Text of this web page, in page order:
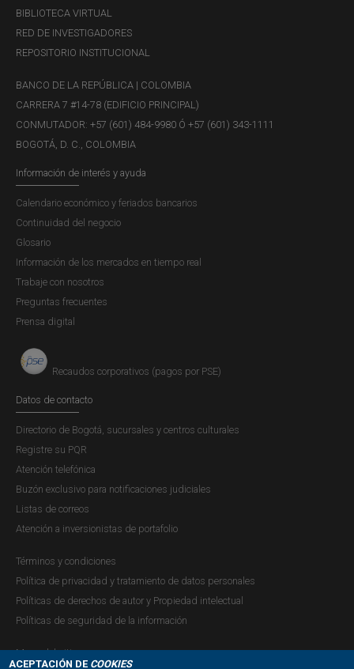
ACEPTACIÓN DE COOKIES
BIBLIOTECA VIRTUAL
RED DE INVESTIGADORES
REPOSITORIO INSTITUCIONAL
BANCO DE LA REPÚBLICA | COLOMBIA
CARRERA 7 #14-78 (EDIFICIO PRINCIPAL)
CONMUTADOR: +57 (601) 484-9980 Ó +57 (601) 343-1111
BOGOTÁ, D. C., COLOMBIA
Información de interés y ayuda
Calendario económico y feriados bancarios
Continuidad del negocio
Glosario
Información de los mercados en tiempo real
Trabaje con nosotros
Preguntas frecuentes
Prensa digital
Recaudos corporativos (pagos por PSE)
Datos de contacto
Directorio de Bogotá, sucursales y centros culturales
Registre su PQR
Atención telefónica
Buzón exclusivo para notificaciones judiciales
Listas de correos
Atención a inversionistas de portafolio
Términos y condiciones
Política de privacidad y tratamiento de datos personales
Políticas de derechos de autor y Propiedad intelectual
Políticas de seguridad de la información
Mapa del sitio